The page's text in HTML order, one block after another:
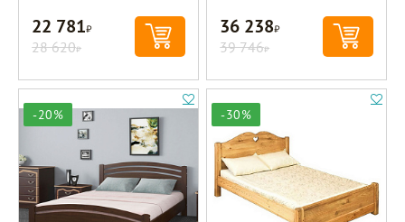
22 781Р
28 620Р
36 238Р
39 746Р
-20% -30%